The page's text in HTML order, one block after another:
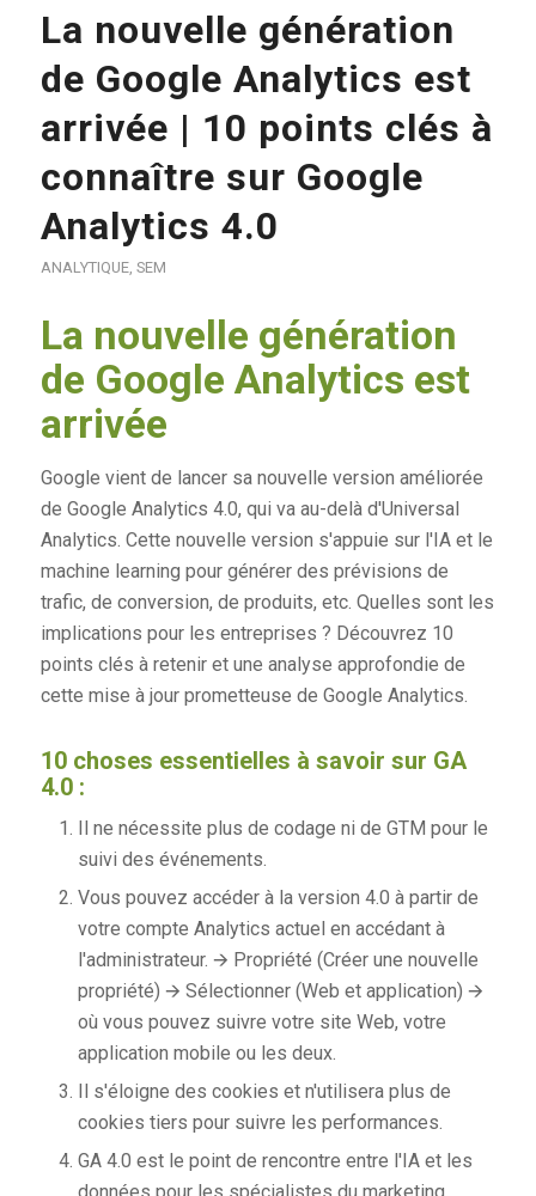
La nouvelle génération
de Google Analytics est
arrivée | 10 points clés à
connaître sur Google
Analytics 4.0
ANALYTIQUE, SEM
La nouvelle génération
de Google Analytics est
arrivée
Google vient de lancer sa nouvelle version améliorée
de Google Analytics 4.0, qui va au-delà d'Universal
Analytics. Cette nouvelle version s'appuie sur l'IA et le
machine learning pour générer des prévisions de
trafic, de conversion, de produits, etc. Quelles sont les
implications pour les entreprises ? Découvrez 10
points clés à retenir et une analyse approfondie de
cette mise à jour prometteuse de Google Analytics.
10 choses essentielles à savoir sur GA
4.0 :
Il ne nécessite plus de codage ni de GTM pour le
suivi des événements.
Vous pouvez accéder à la version 4.0 à partir de
votre compte Analytics actuel en accédant à
l'administrateur. 🡪 Propriété (Créer une nouvelle
propriété) 🡪 Sélectionner (Web et application) 🡪
où vous pouvez suivre votre site Web, votre
application mobile ou les deux.
Il s'éloigne des cookies et n'utilisera plus de
cookies tiers pour suivre les performances.
GA 4.0 est le point de rencontre entre l'IA et les